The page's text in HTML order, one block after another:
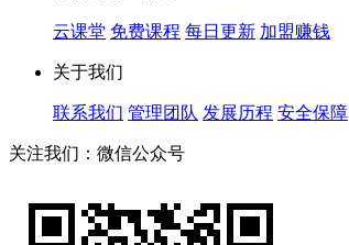
云课堂 免费课程 每日更新 加盟赚钱
关于我们
联系我们 管理团队 发展历程 安全保障
关注我们：微信公众号